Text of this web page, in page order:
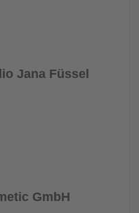
Jana Füssel
GmbH